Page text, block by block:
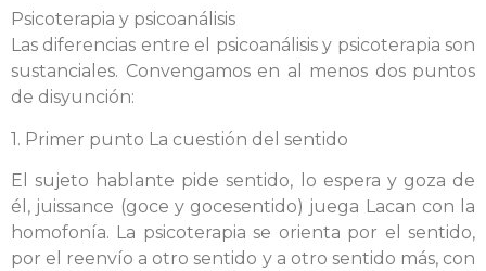
Psicoterapia y psicoanálisis
Las diferencias entre el psicoanálisis y psicoterapia son
sustanciales. Convengamos en al menos dos puntos
de disyunción:
1. Primer punto La cuestión del sentido
El sujeto hablante pide sentido, lo espera y goza de
él, juissance (goce y gocesentido) juega Lacan con la
homofonía. La psicoterapia se orienta por el sentido,
por el reenvío a otro sentido y a otro sentido más, con